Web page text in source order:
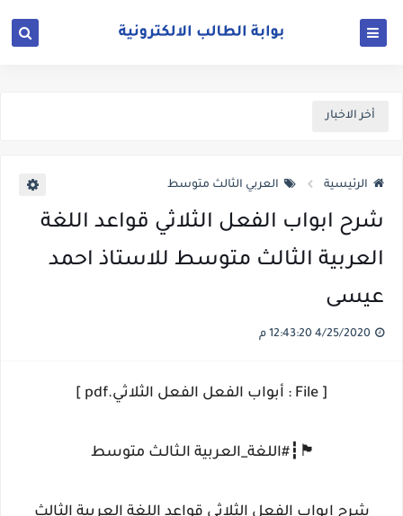
أخر الاخبار
الرئيسية العربي الثالث متوسط
شرح ابواب الفعل الثلاثي قواعد اللغة
العربية الثالث متوسط للاستاذ احمد
عيسى
[ File : أبواب الفعل الفعل الثلاثي.pdf ]
🏴┇#اللغة_العربية الـثالـث متوسط
شرح ابواب الفعل الثلاثي قواعد اللغة العربية الثالث